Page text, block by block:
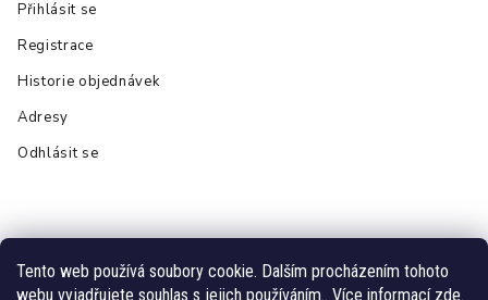
Tento web používá soubory cookie. Dalším procházením tohoto
webu vyjadřujete souhlas s jejich používáním.. Více informací zde.
Přihlásit se
Registrace
Historie objednávek
Adresy
Odhlásit se